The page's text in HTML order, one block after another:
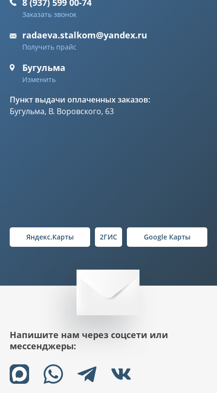
8 (937) 599 00-74
Заказать звонок
radaeva.stalkom@yandex.ru
Получить прайс
Бугульма
Изменить
Пункт выдачи оплаченных заказов:
Бугульма, В. Воровского, 63
Яндекс.Карты 2ГИС Google Карты
Напишите нам через соцсети или
мессенджеры: